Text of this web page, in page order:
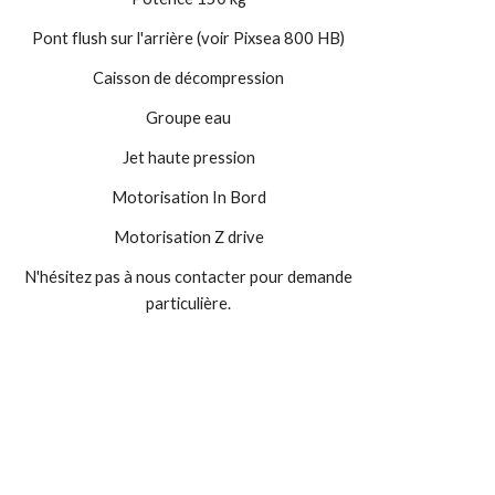
Pont flush sur l'arrière (voir Pixsea 800 HB)
Caisson de décompression
Groupe eau
Jet haute pression
Motorisation In Bord
Motorisation Z drive
N'hésitez pas à nous contacter pour demande
particulière.